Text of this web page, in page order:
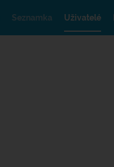
Seznamka Uživatelé